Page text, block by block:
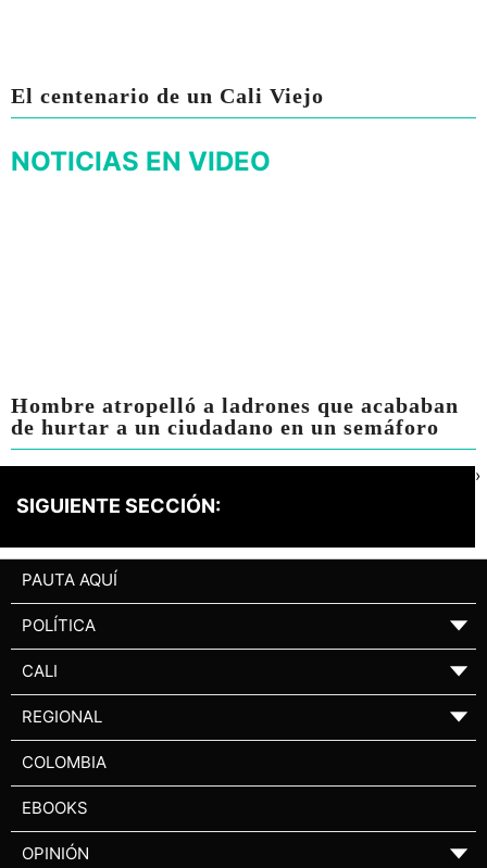
El centenario de un Cali Viejo
NOTICIAS EN VIDEO
Hombre atropelló a ladrones que acababan
de hurtar a un ciudadano en un semáforo
SIGUIENTE SECCIÓN:
›
PAUTA AQUÍ
POLÍTICA ▼
CALI ▼
REGIONAL ▼
COLOMBIA
EBOOKS
OPINIÓN ▼